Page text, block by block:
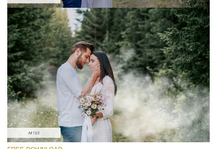
Por favor seleccione
Free PNG Overlay #10
Small 800*533px
White Smoke
(30 Overlays)
Large 6000*4000px